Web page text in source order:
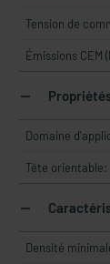
Tension de
Émissions CEM
Domaine
Tête orientable:
Densité